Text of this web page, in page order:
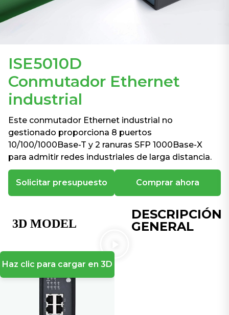
ISE5010D
Conmutador Ethernet
industrial
Este conmutador Ethernet industrial no
gestionado proporciona 8 puertos
10/100/1000Base-T y 2 ranuras SFP 1000Base-X
para admitir redes industriales de larga distancia.
Solicitar presupuesto Comprar ahora
Haz clic para cargar en 3D
DESCRIPCIÓN
GENERAL